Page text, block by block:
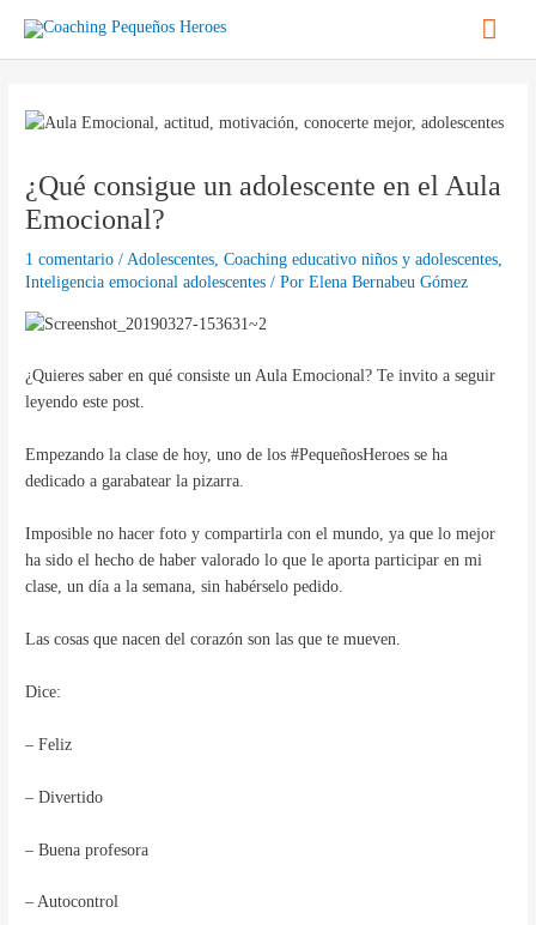
contenido
¿Qué consigue un adolescente en el Aula
Emocional?
1 comentario /Adolescentes,Coaching educativo niños y adolescentes,
Inteligencia emocional adolescentes / PorElena Bernabeu Gómez
¿Quieres saber en qué consiste un Aula Emocional? Te invito a seguir
leyendo este post.
Empezando la clase de hoy, uno de los #PequeñosHeroes se ha
dedicado a garabatear la pizarra.
Imposible no hacer foto y compartirla con el mundo, ya que lo mejor
ha sido el hecho de haber valorado lo que le aporta participar en mi
clase, un día a la semana, sin habérselo pedido.
Las cosas que nacen del corazón son las que te mueven.
Dice:
– Feliz
– Divertido
– Buena profesora
– Autocontrol
entradas